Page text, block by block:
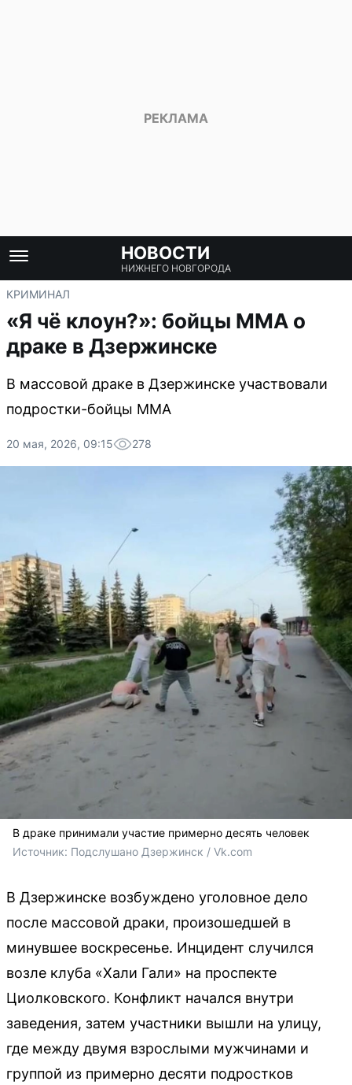
НОВОСТИ
НИЖНЕГО НОВГОРОДА
КРИМИНАЛ
«Я чё клоун?»: бойцы ММА о
драке в Дзержинске
В массовой драке в Дзержинске участвовали
подростки-бойцы ММА
20 мая, 2026, 09:15 278
В драке принимали участие примерно десять человек
Источник: Подслушано Дзержинск / Vk.com
В Дзержинске возбуждено уголовное дело
после массовой драки, произошедшей в
минувшее воскресенье. Инцидент случился
возле клуба «Хали Гали» на проспекте
Циолковского. Конфликт начался внутри
заведения, затем участники вышли на улицу,
где между двумя взрослыми мужчинами и
группой из примерно десяти подростков